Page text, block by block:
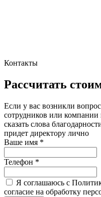
Контакты
Рассчитать
Если у вас возникли
сотрудников или компании
сказать слова
придет директору лично
Ваше имя *
Телефон *
Я соглашаюсь с
согласие на обработку